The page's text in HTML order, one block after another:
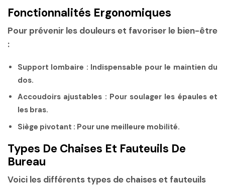
Fonctionnalités Ergonomiques
Pour prévenir les douleurs et favoriser le bien-être
:
Support lombaire : Indispensable pour le maintien du
dos.
Accoudoirs ajustables : Pour soulager les épaules et
les bras.
Siège pivotant : Pour une meilleure mobilité.
Types De Chaises Et Fauteuils De
Bureau
Voici les différents types de chaises et fauteuils